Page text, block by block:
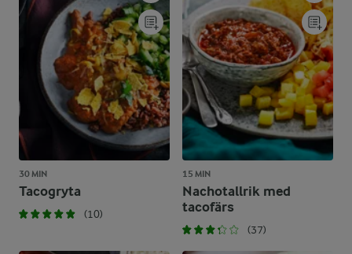
30 MIN
Tacogryta
(10)
15 MIN
Nachotallrik med
tacofärs
(37)